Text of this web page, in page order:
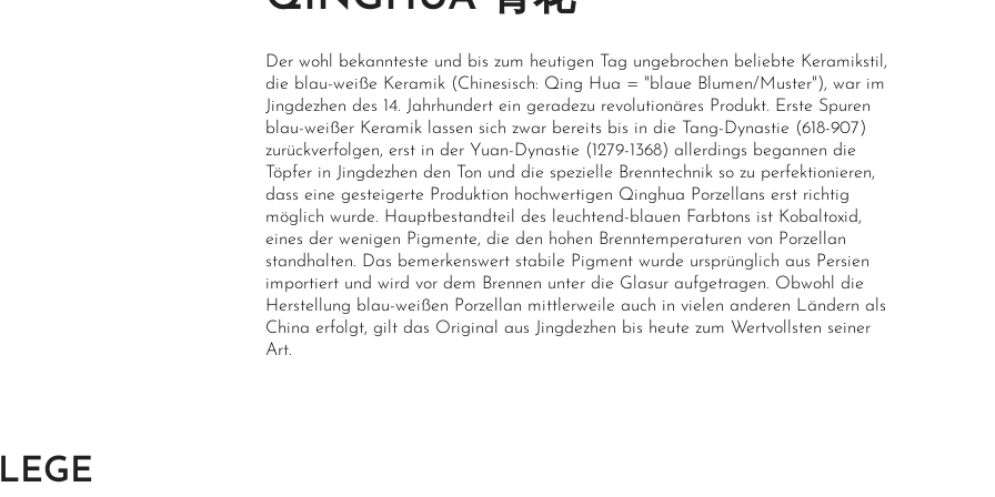
Der wohl bekannteste und bis zum heutigen Tag ungebrochen beliebte Keramikstil,
die blau-weiße Keramik (Chinesisch: Qing Hua = "blaue Blumen/Muster"), war im
Jingdezhen des 14. Jahrhundert ein geradezu revolutionäres Produkt. Erste Spuren
blau-weißer Keramik lassen sich zwar bereits bis in die Tang-Dynastie (618-907)
zurückverfolgen, erst in der Yuan-Dynastie (1279-1368) allerdings begannen die
Töpfer in Jingdezhen den Ton und die spezielle Brenntechnik so zu perfektionieren,
dass eine gesteigerte Produktion hochwertigen Qinghua Porzellans erst richtig
möglich wurde. Hauptbestandteil des leuchtend-blauen Farbtons ist Kobaltoxid,
eines der wenigen Pigmente, die den hohen Brenntemperaturen von Porzellan
standhalten. Das bemerkenswert stabile Pigment wurde ursprünglich aus Persien
importiert und wird vor dem Brennen unter die Glasur aufgetragen. Obwohl die
Herstellung blau-weißen Porzellan mittlerweile auch in vielen anderen Ländern als
China erfolgt, gilt das Original aus Jingdezhen bis heute zum Wertvollsten seiner
Art.